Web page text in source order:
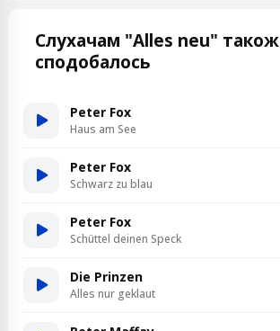
Слухачам "Alles neu" також
сподобалось
Peter Fox
Haus am See
Peter Fox
Schwarz zu blau
Peter Fox
Schüttel deinen Speck
Die Prinzen
Alles nur geklaut